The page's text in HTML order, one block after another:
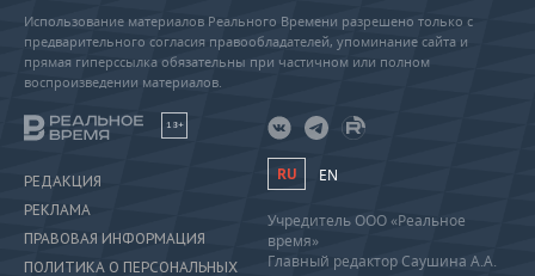
Использование материалов Реального Времени разрешено только с
предварительного согласия правообладателей, упоминание сайта и
прямая гиперссылка обязательны при частичном или полном
воспроизведении материалов.
18+
РЕДАКЦИЯ
РЕКЛАМА
ПРАВОВАЯ ИНФОРМАЦИЯ
ПОЛИТИКА О ПЕРСОНАЛЬНЫХ
RU EN
Учредитель ООО «Реальное
время»
Главный редактор Саушина А.А.